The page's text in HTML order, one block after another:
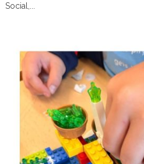
Social,...